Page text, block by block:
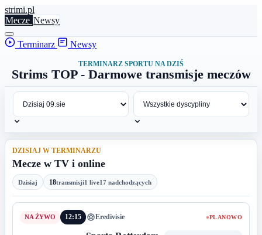
strimi.pl
Mecze Newsy
Terminarz Newsy
TERMINARZ SPORTU NA DZIŚ
Strims TOP - Darmowe transmisje meczów
DZISIAJ W TERMINARZU
Mecze w TV i online
Dzisiaj 18transmisji1 live17 nadchodzących
12:15 Eredivisie PLANOWO